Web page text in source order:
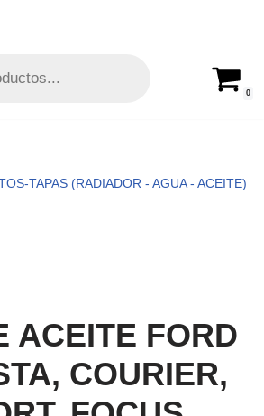
0
TAPAS (RADIADOR - AGUA - ACEITE)
ACEITE FORD
COURIER,